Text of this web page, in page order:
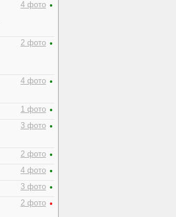
4 фото •
2 фото •
4 фото •
1 фото •
3 фото •
2 фото •
4 фото •
3 фото •
2 фото •